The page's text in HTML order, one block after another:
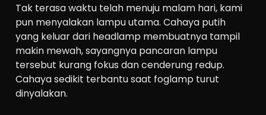
Tak terasa waktu telah menuju malam hari, kami
pun menyalakan lampu utama. Cahaya putih
yang keluar dari headlamp membuatnya tampil
makin mewah, sayangnya pancaran lampu
tersebut kurang fokus dan cenderung redup.
Cahaya sedikit terbantu saat foglamp turut
dinyalakan.